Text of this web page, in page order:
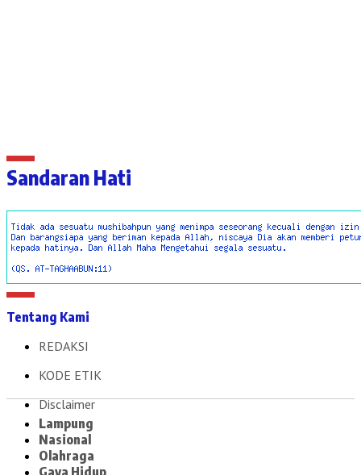
Sandaran Hati
Tentang Kami
REDAKSI
KODE ETIK
Disclaimer
Lampung
Nasional
Olahraga